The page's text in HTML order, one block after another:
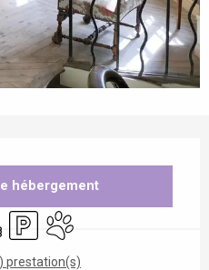
hébergement
et linge
ParkingAnimaux acceptés
prestation(s)